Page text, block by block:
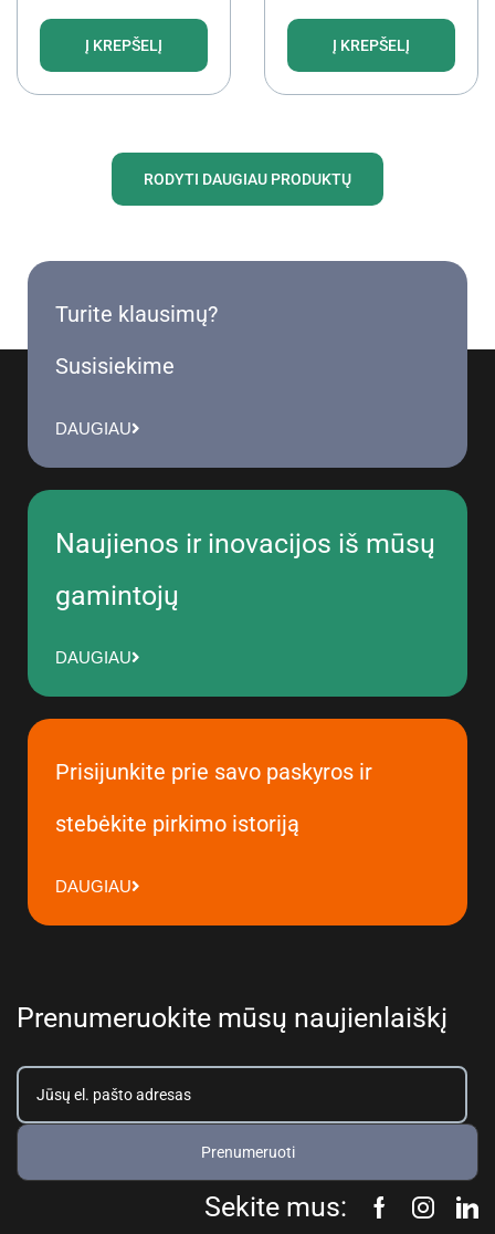
Į KREPŠELĮ Į KREPŠELĮ
RODYTI DAUGIAU PRODUKTŲ
Turite klausimų?
Susisiekime
DAUGIAU
Naujienos ir inovacijos iš mūsų
gamintojų
DAUGIAU
Prisijunkite prie savo paskyros ir
stebėkite pirkimo istoriją
DAUGIAU
Prenumeruokite mūsų naujienlaiškį
Prenumeruoti
Sekite mus: